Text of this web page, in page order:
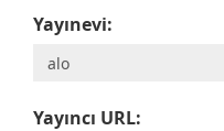
Yayınevi:
Yayıncı URL: